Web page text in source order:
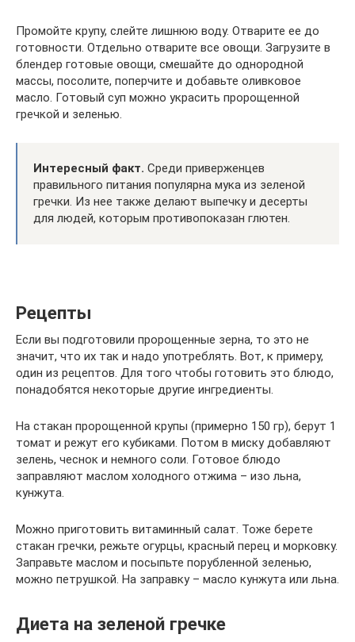
Промойте крупу, слейте лишнюю воду. Отварите ее до
готовности. Отдельно отварите все овощи. Загрузите в
блендер готовые овощи, смешайте до однородной
массы, посолите, поперчите и добавьте оливковое
масло. Готовый суп можно украсить пророщенной
гречкой и зеленью.
Интересный факт. Среди приверженцев
правильного питания популярна мука из зеленой
гречки. Из нее также делают выпечку и десерты
для людей, которым противопоказан глютен.
Рецепты
Если вы подготовили пророщенные зерна, то это не
значит, что их так и надо употреблять. Вот, к примеру,
один из рецептов. Для того чтобы готовить это блюдо,
понадобятся некоторые другие ингредиенты.
На стакан пророщенной крупы (примерно 150 гр), берут 1
томат и режут его кубиками. Потом в миску добавляют
зелень, чеснок и немного соли. Готовое блюдо
заправляют маслом холодного отжима – изо льна,
кунжута.
Можно приготовить витаминный салат. Тоже берете
стакан гречки, режьте огурцы, красный перец и морковку.
Заправьте маслом и посыпьте порубленной зеленью,
можно петрушкой. На заправку – масло кунжута или льна.
Диета на зеленой гречке